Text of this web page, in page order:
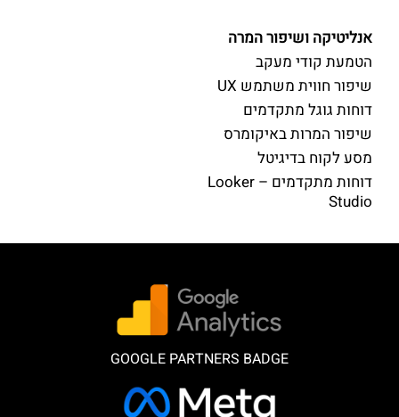
אנליטיקה ושיפור המרה
הטמעת קודי מעקב
שיפור חווית משתמש UX
דוחות גוגל מתקדמים
שיפור המרות באיקומרס
מסע לקוח בדיגיטל
דוחות מתקדמים – Looker
Studio
GOOGLE PARTNERS BADGE